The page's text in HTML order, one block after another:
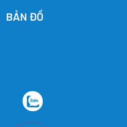
BẢN ĐỒ